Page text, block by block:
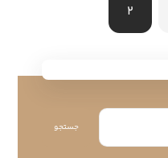
2
جستجو